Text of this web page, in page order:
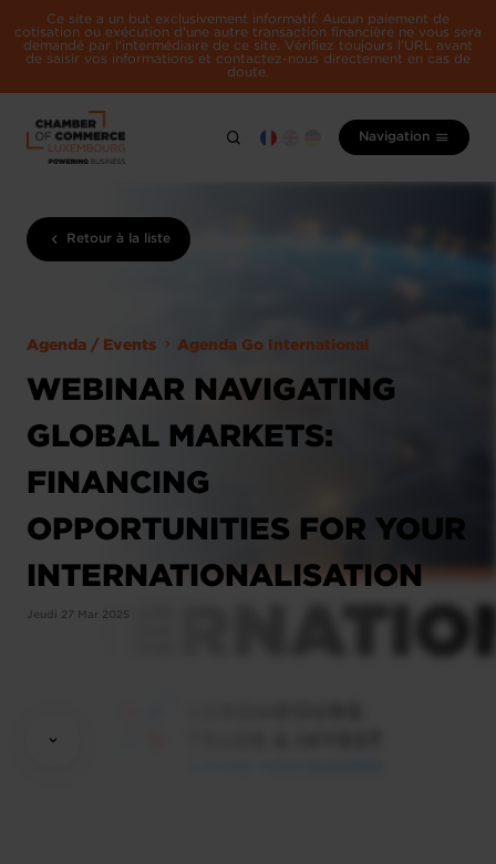
Ce site a un but exclusivement informatif. Aucun paiement de
cotisation ou exécution d'une autre transaction financière ne vous sera
demandé par l'intermédiaire de ce site. Vérifiez toujours l'URL avant
de saisir vos informations et contactez-nous directement en cas de
doute.
Navigation
Retour à la liste
Agenda / Events Agenda Go International
WEBINAR NAVIGATING
GLOBAL MARKETS:
FINANCING
OPPORTUNITIES FOR YOUR
INTERNATIONALISATION
Jeudi 27 Mar 2025